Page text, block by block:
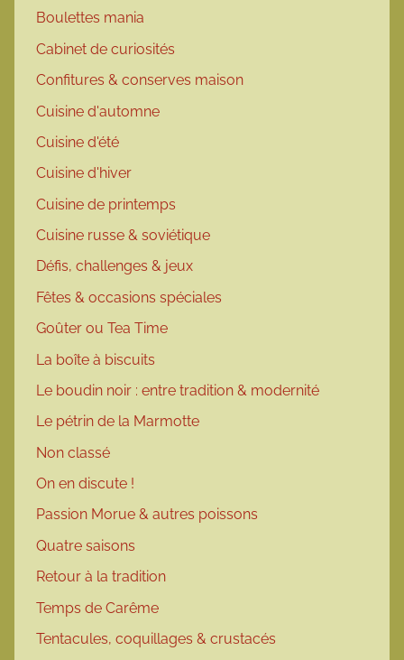
Boulettes mania
Cabinet de curiosités
Confitures & conserves maison
Cuisine d'automne
Cuisine d'été
Cuisine d'hiver
Cuisine de printemps
Cuisine russe & soviétique
Défis, challenges & jeux
Fêtes & occasions spéciales
Goûter ou Tea Time
La boîte à biscuits
Le boudin noir : entre tradition & modernité
Le pétrin de la Marmotte
Non classé
On en discute !
Passion Morue & autres poissons
Quatre saisons
Retour à la tradition
Temps de Carême
Tentacules, coquillages & crustacés